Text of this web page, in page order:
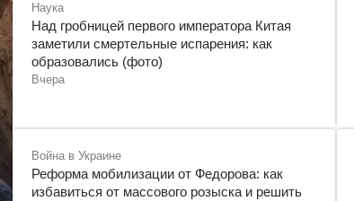
Наука
Над гробницей первого императора Китая
заметили смертельные испарения: как
образовались (фото)
Вчера
Война в Украине
Реформа мобилизации от Федорова: как
избавиться от массового розыска и решить